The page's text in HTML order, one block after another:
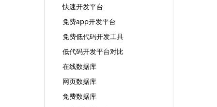
快速开发平台
免费app开发平台
免费低代码开发工具
低代码开发平台对比
在线数据库
网页数据库
免费数据库